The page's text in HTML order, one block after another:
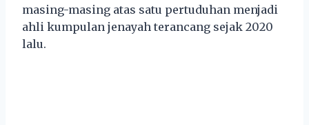
masing-masing atas satu pertuduhan menjadi
ahli kumpulan jenayah terancang sejak 2020
lalu.